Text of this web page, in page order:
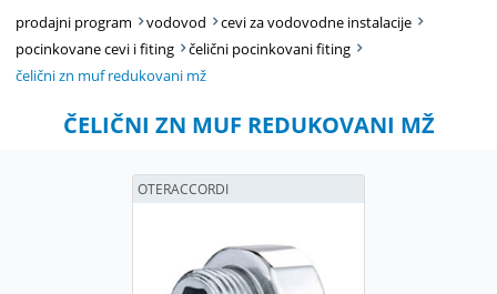
prodajni program vodovod
cevi za vodovodne instalacije
pocinkovane cevi i fiting
čelični pocinkovani fiting
čelični zn muf redukovani mž
ČELIČNI ZN MUF REDUKOVANI MŽ
OTERACCORDI